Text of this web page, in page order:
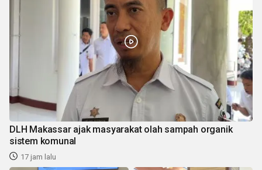
DLH Makassar ajak masyarakat olah sampah organik
sistem komunal
17 jam lalu